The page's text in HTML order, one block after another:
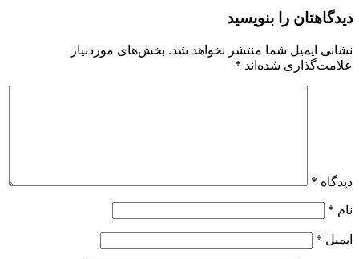
دیدگاهتان را بنویسید
نشانی ایمیل شما منتشر نخواهد شد. بخش‌های موردنیاز
علامت‌گذاری شده‌اند *
دیدگاه *
نام *
ایمیل *